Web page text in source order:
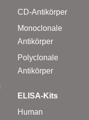
CD-Antikörper
Monoclonale
Antikörper
Polyclonale
Antikörper
ELISA-Kits
Human